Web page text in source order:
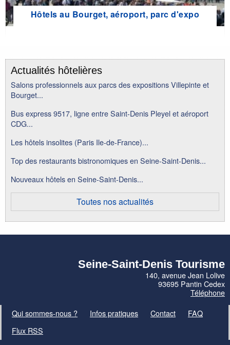
Hôtels au Bourget, aéroport, parc d'expo
Actualités hôtelières
Salons professionnels aux parcs des expositions Villepinte et
Bourget...
Bus express 9517, ligne entre Saint-Denis Pleyel et aéroport
CDG...
Les hôtels insolites (Paris Ile-de-France)...
Top des restaurants bistronomiques en Seine-Saint-Denis...
Nouveaux hôtels en Seine-Saint-Denis...
Toutes nos actualités
Seine-Saint-Denis Tourisme
140, avenue Jean Lolive
93695 Pantin Cedex
Téléphone
Qui sommes-nous ?
Infos pratiques Contact
FAQ
Flux RSS